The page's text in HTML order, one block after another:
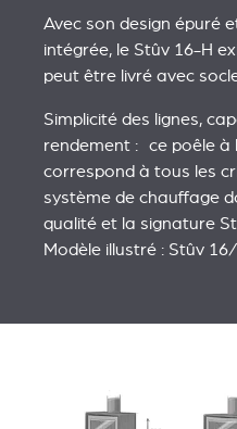
Avec son design épuré
intégrée, le Stûv 16-H
peut être livré avec
Simplicité des lignes,
rendement : ce poêle à
correspond à tous les
système de chauffage
qualité et la signature
Modèle illustré : Stûv